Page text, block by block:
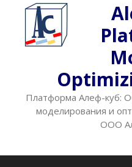
Платформа Алеф-куб:
моделирования и
ООО